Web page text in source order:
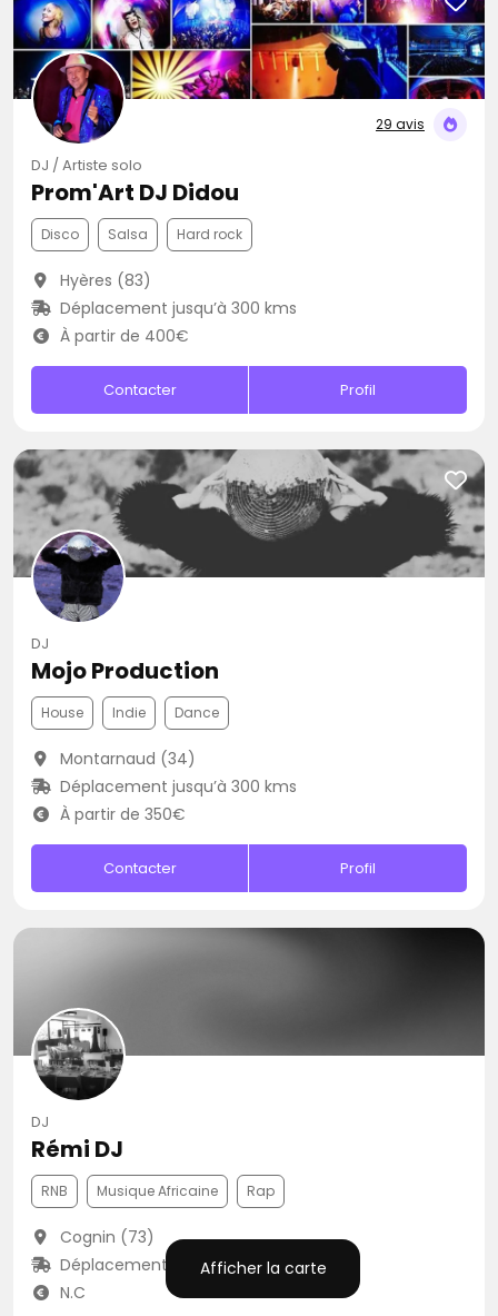
Afficher la carte
29 avis
DJ / Artiste solo
Prom'Art DJ Didou
Disco Salsa Hard rock
Hyères (83)
Déplacement jusqu’à 300 kms
À partir de 400€
Contacter Profil
DJ
Mojo Production
House Indie Dance
Montarnaud (34)
Déplacement jusqu’à 300 kms
À partir de 350€
Contacter Profil
DJ
Rémi DJ
RNB Musique Africaine Rap
Cognin (73)
Déplacement jusqu’à 200 kms
N.C